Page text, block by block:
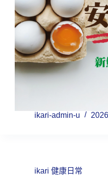
ikari-admin-u
ikari 健康日常